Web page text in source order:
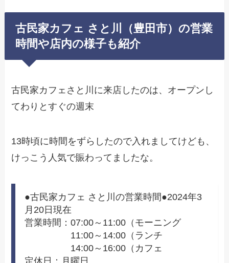
古民家カフェ さと川（豊田市）の営業
時間や店内の様子も紹介
古民家カフェさと川に来店したのは、オープンし
てわりとすぐの週末
13時頃に時間をずらしたので入れましてけども、
けっこう人気で賑わってましたな。
●古民家カフェ さと川の営業時間●2024年3
月20日現在
営業時間：07:00～11:00（モーニング
11:00～14:00（ランチ
14:00～16:00（カフェ
定休日：月曜日